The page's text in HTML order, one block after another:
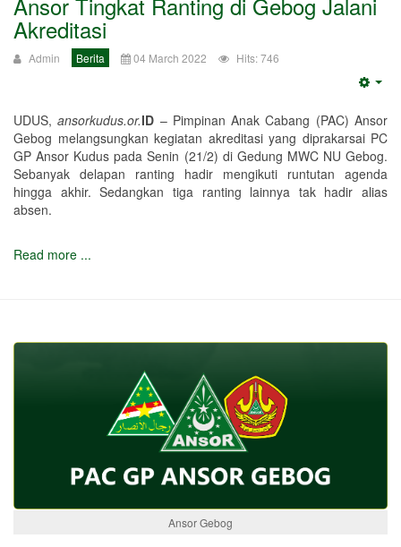
Akreditasi
Admin Berita 04 March 2022 Hits: 746
UDUS,ansorkudus.or.ID – Pimpinan Anak Cabang (PAC) Ansor
Gebog melangsungkan kegiatan akreditasi yang diprakarsai PC
GP Ansor Kudus pada Senin (21/2) di Gedung MWC NU Gebog.
Sebanyak delapan ranting hadir mengikuti runtutan agenda
hingga akhir. Sedangkan tiga ranting lainnya tak hadir alias
absen.
Read more ...
Ansor Gebog